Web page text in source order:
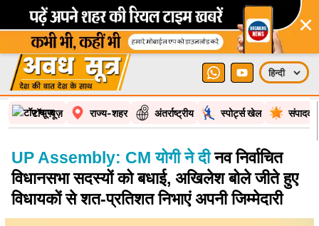
×
टॉप न्यूज़ राज्य-शहर अंतर्राष्ट्रीय स्पोर्ट्स खेल
UP Assembly: CM योगी ने दीनव निर्वाचित
विधानसभा सदस्यों को बधाई, अखिलेश बोले जीते हुए
विधायकों से शत-प्रतिशत निभाएं अपनी जिम्मेदारी